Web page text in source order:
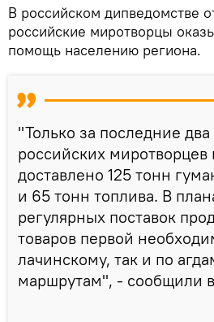
В российском дипведомстве
российские миротворцы
помощь населению региона.
"Только за последние
российских миротворцев
доставлено 125 тонн
и 65 тонн топлива. В
регулярных поставок
товаров первой
лачинскому, так и по
маршрутам", - сообщили